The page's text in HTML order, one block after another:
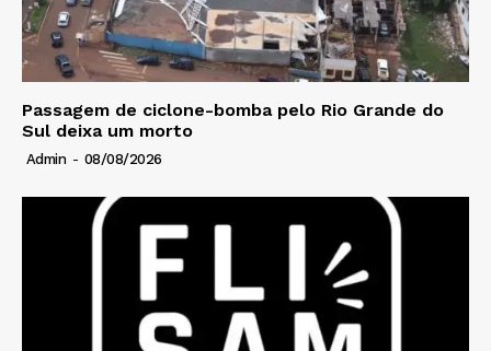
Passagem de ciclone-bomba pelo Rio Grande do
Sul deixa um morto
Admin - 08/08/2026